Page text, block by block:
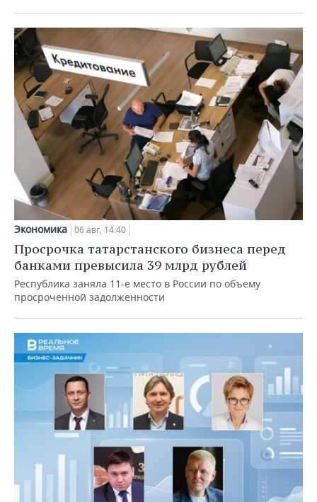
Экономика 06 авг, 14:40
Просрочка татарстанского бизнеса перед
банками превысила 39 млрд рублей
Республика заняла 11-е место в России по объему
просроченной задолженности